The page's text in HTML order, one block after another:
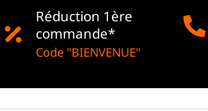
Réduction 1ère
commande*
Code "BIENVENUE"